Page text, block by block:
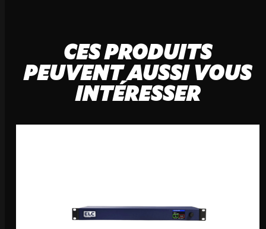
CES PRODUITS
PEUVENT AUSSI VOUS
INTÉRESSER